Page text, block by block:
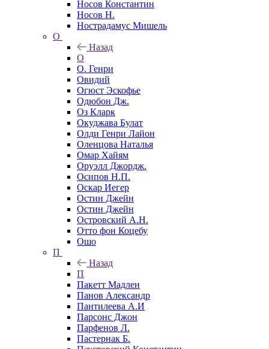
Носов Константин
Носов Н.
Нострадамус Мишель
О
Назад
О
О. Генри
Овидий
Огюст Эскофье
Одюбон Дж.
Оз Кларк
Окуджава Булат
Олди Генри Лайон
Оленцова Наталья
Омар Хайям
Оруэлл Джордж.
Осипов Н.П.
Оскар Иегер
Остин Джейн
Остин Джейн
Островский А.Н.
Отто фон Коцебу
Ошо
П
Назад
П
Пакетт Мадлен
Панов Александр
Пантилеева А.И
Парсонс Джон
Парфенов Л.
Пастернак Б.